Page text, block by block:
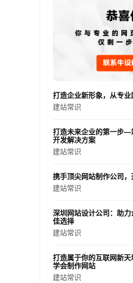
打造企业新形象，从专
建站常识
打造未来企业的第一步—
开发解决方案
建站常识
携手顶尖网站制作公司
建站常识
深圳网站设计公司：助
佳选择
建站常识
打造属于你的互联网新
学会制作网站
建站常识